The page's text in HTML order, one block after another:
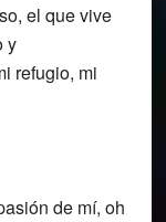
el que vive
y
refugio, mi
de mí, oh